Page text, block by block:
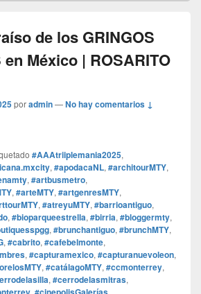
de los GRINGOS
en México | ROSARITO
poradmin—No hay comentarios ↓
#AAAtriiplemania2025,
, #apodacaNL, #architourMTY,
, #artbusmetro,
, #arteMTY, #artgenresMTY,
, #atreyuMTY, #barrioantiguo,
, #bioparqueestrella, #birria, #bloggermty,
, #brunchantiguo, #brunchMTY,
, #cabrito, #cafebelmonte,
, #capturamexico, #capturanuevoleon,
, #catálagoMTY, #ccmonterrey,
, #cerrodelasmitras,
, ,